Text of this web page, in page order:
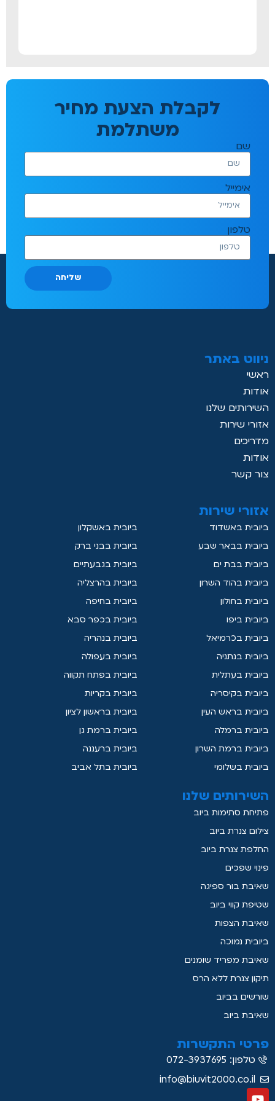
לקבלת הצעת מחיר
משתלמת
שם
אימייל
טלפון
שליחה
ניווט באתר
ראשי
אודות
השירותים שלנו
אזורי שירות
מדריכים
אודות
צור קשר
אזורי שירות
ביובית באשדוד
ביובית באשקלון
ביובית בבאר שבע
ביובית בבני ברק
ביובית בבת ים
ביובית בגבעתיים
ביובית בהוד השרון
ביובית בהרצליה
ביובית בחולון
ביובית בחיפה
ביובית ביפו
ביובית בכפר סבא
ביובית בכרמיאל
ביובית בנהריה
ביובית בנתניה
ביובית בעפולה
ביובית בעתלית
ביובית בפתח תקווה
ביובית בקיסריה
ביובית בקריות
ביובית בראש העין
ביובית בראשון לציון
ביובית ברמלה
ביובית ברמת גן
ביובית ברמת השרון
ביובית ברעננה
ביובית בשלומי
ביובית בתל אביב
השירותים שלנו
פתיחת סתימות ביוב
צילום צנרת ביוב
החלפת צנרת ביוב
פינוי שפכים
שאיבת בור ספיגה
שטיפת קווי ביוב
שאיבת הצפות
ביובית נמוכה
שאיבת מפריד שומנים
תיקון צנרת ללא הרס
שורשים בביוב
שאיבת ביוב
פרטי התקשרות
טלפון: 072-3937695
info@biuvit2000.co.il